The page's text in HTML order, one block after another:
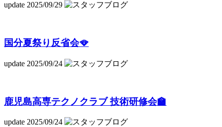
update 2025/09/29
国分夏祭り反省会🪭
update 2025/09/24
鹿児島高専テクノクラブ 技術研修会🏫
update 2025/09/24